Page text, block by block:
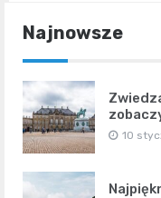
Najnowsze
10